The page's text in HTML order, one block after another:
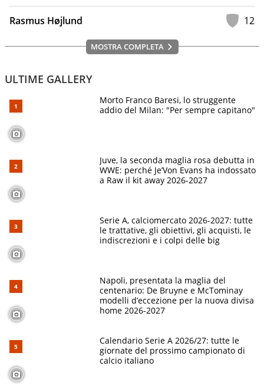
Rasmus Højlund 12
MOSTRA COMPLETA
ULTIME GALLERY
Morto Franco Baresi, lo struggente
addio del Milan: "Per sempre capitano"
Juve, la seconda maglia rosa debutta in
WWE: perché Je’Von Evans ha indossato
a Raw il kit away 2026-2027
Serie A, calciomercato 2026-2027: tutte
le trattative, gli obiettivi, gli acquisti, le
indiscrezioni e i colpi delle big
Napoli, presentata la maglia del
centenario: De Bruyne e McTominay
modelli d’eccezione per la nuova divisa
home 2026-2027
Calendario Serie A 2026/27: tutte le
giornate del prossimo campionato di
calcio italiano